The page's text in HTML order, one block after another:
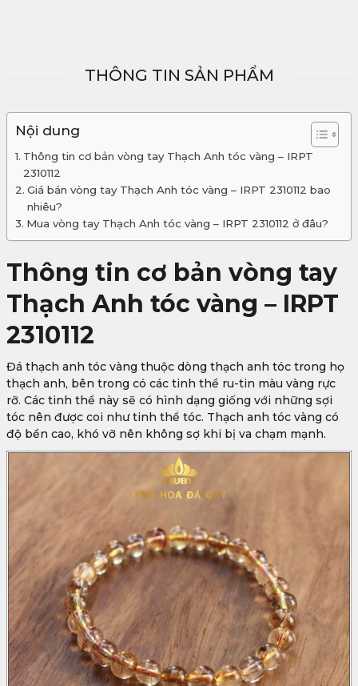
THÔNG TIN SẢN PHẨM
Nội dung
Thông tin cơ bản vòng tay Thạch Anh tóc vàng – IRPT
2310112
Giá bán vòng tay Thạch Anh tóc vàng – IRPT 2310112 bao
nhiêu?
Mua vòng tay Thạch Anh tóc vàng – IRPT 2310112 ở đâu?
Thông tin cơ bản vòng tay
Thạch Anh tóc vàng – IRPT
2310112
Đá thạch anh tóc vàng thuộc dòng thạch anh tóc trong họ
thạch anh, bên trong có các tinh thể ru-tin màu vàng rực
rỡ. Các tinh thể này sẽ có hình dạng giống với những sợi
tóc nên được coi như tinh thể tóc. Thạch anh tóc vàng có
độ bền cao, khó vỡ nên không sợ khi bị va chạm mạnh.